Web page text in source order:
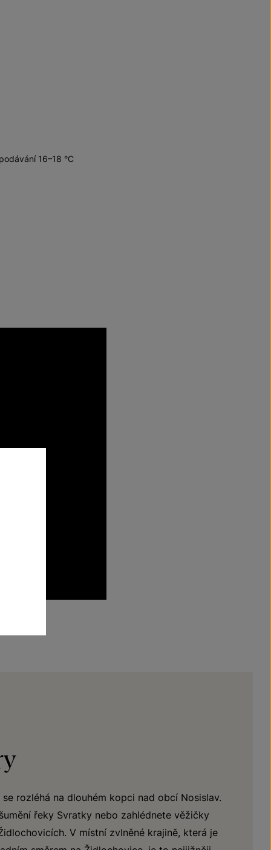
16–18 °C
rozléhá na dlouhém kopci nad obcí Nosislav.
řeky Svratky nebo zahlédnete věžičky
V místní zvlněné krajině, která je